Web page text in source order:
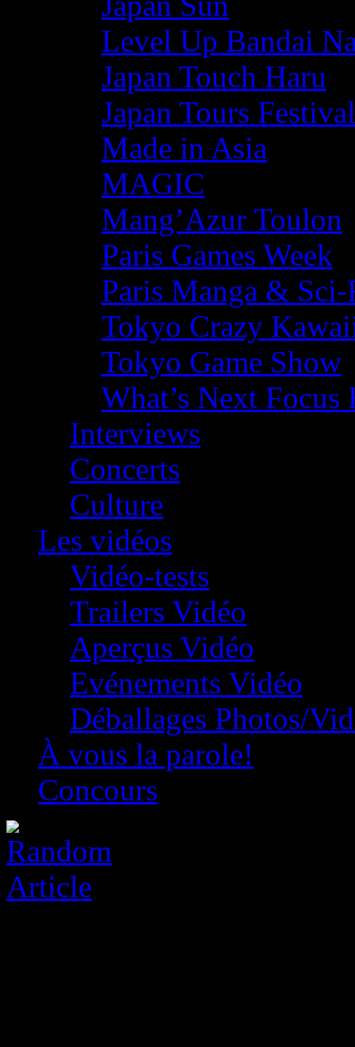
Level Up Bandai
Japan Touch Haru
Japan Tours Festival
Made in Asia
MAGIC
Mang’Azur Toulon
Paris Games Week
Paris Manga &
Tokyo Crazy
Tokyo Game Show
What’s Next
Interviews
Concerts
Culture
Les vidéos
Vidéo-tests
Trailers Vidéo
Aperçus Vidéo
Evénements Vidéo
Déballages Photos/
À vous la parole!
Concours